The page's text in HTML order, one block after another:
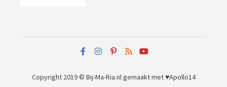
Copyright 2019 © Bij-Ma-Ria.nlgemaakt met ♥Apollo14